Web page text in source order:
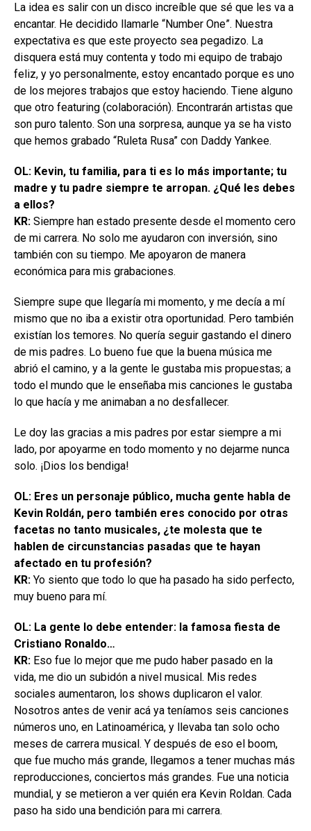
La idea es salir con un disco increíble que sé que les va a
encantar. He decidido llamarle “Number One”. Nuestra
expectativa es que este proyecto sea pegadizo. La
disquera está muy contenta y todo mi equipo de trabajo
feliz, y yo personalmente, estoy encantado porque es uno
de los mejores trabajos que estoy haciendo. Tiene alguno
que otro featuring (colaboración). Encontrarán artistas que
son puro talento. Son una sorpresa, aunque ya se ha visto
que hemos grabado “Ruleta Rusa” con Daddy Yankee.
OL: Kevin, tu familia, para ti es lo más importante; tu
madre y tu padre siempre te arropan. ¿Qué les debes
a ellos?
KR: Siempre han estado presente desde el momento cero
de mi carrera. No solo me ayudaron con inversión, sino
también con su tiempo. Me apoyaron de manera
económica para mis grabaciones.
Siempre supe que llegaría mi momento, y me decía a mí
mismo que no iba a existir otra oportunidad. Pero también
existían los temores. No quería seguir gastando el dinero
de mis padres. Lo bueno fue que la buena música me
abrió el camino, y a la gente le gustaba mis propuestas; a
todo el mundo que le enseñaba mis canciones le gustaba
lo que hacía y me animaban a no desfallecer.
Le doy las gracias a mis padres por estar siempre a mi
lado, por apoyarme en todo momento y no dejarme nunca
solo. ¡Dios los bendiga!
OL: Eres un personaje público, mucha gente habla de
Kevin Roldán, pero también eres conocido por otras
facetas no tanto musicales, ¿te molesta que te
hablen de circunstancias pasadas que te hayan
afectado en tu profesión?
KR: Yo siento que todo lo que ha pasado ha sido perfecto,
muy bueno para mí.
OL: La gente lo debe entender: la famosa fiesta de
Cristiano Ronaldo…
KR: Eso fue lo mejor que me pudo haber pasado en la
vida, me dio un subidón a nivel musical. Mis redes
sociales aumentaron, los shows duplicaron el valor.
Nosotros antes de venir acá ya teníamos seis canciones
números uno, en Latinoamérica, y llevaba tan solo ocho
meses de carrera musical. Y después de eso el boom,
que fue mucho más grande, llegamos a tener muchas más
reproducciones, conciertos más grandes. Fue una noticia
mundial, y se metieron a ver quién era Kevin Roldan. Cada
paso ha sido una bendición para mi carrera.